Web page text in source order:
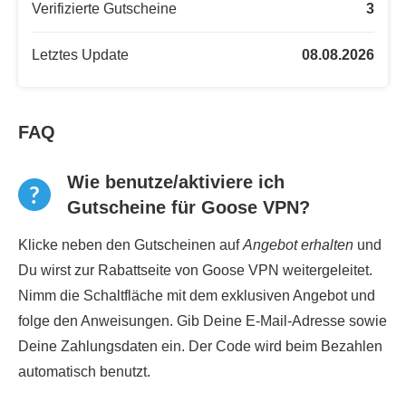
Verifizierte Gutscheine 3
Letztes Update 08.08.2026
FAQ
Wie benutze/aktiviere ich
Gutscheine für Goose VPN?
Klicke neben den Gutscheinen aufAngebot erhalten und
Du wirst zur Rabattseite von Goose VPN weitergeleitet.
Nimm die Schaltfläche mit dem exklusiven Angebot und
folge den Anweisungen. Gib Deine E-Mail-Adresse sowie
Deine Zahlungsdaten ein. Der Code wird beim Bezahlen
automatisch benutzt.